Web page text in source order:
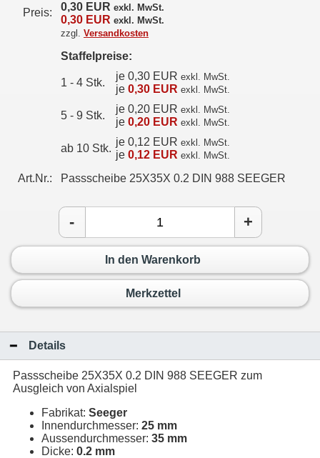
Preis: 0,30 EUR exkl. MwSt.
0,30 EUR exkl. MwSt.
zzgl. Versandkosten
Staffelpreise:
1 - 4 Stk.
je 0,30 EUR exkl. MwSt.
je 0,30 EUR exkl. MwSt.
5 - 9 Stk.
je 0,20 EUR exkl. MwSt.
je 0,20 EUR exkl. MwSt.
ab 10 Stk.
je 0,12 EUR exkl. MwSt.
je 0,12 EUR exkl. MwSt.
Art.Nr.: Passscheibe 25X35X 0.2 DIN 988 SEEGER
- +
In den Warenkorb
Merkzettel
Details
Passscheibe 25X35X 0.2 DIN 988 SEEGER zum
Ausgleich von Axialspiel
Fabrikat: Seeger
Innendurchmesser: 25 mm
Aussendurchmesser: 35 mm
Dicke: 0.2 mm